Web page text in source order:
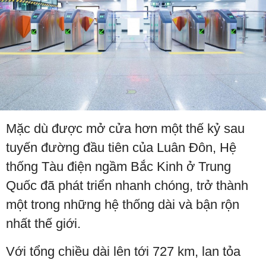
Mặc dù được mở cửa hơn một thế kỷ sau
tuyến đường đầu tiên của Luân Đôn, Hệ
thống Tàu điện ngầm Bắc Kinh ở Trung
Quốc đã phát triển nhanh chóng, trở thành
một trong những hệ thống dài và bận rộn
nhất thế giới.
Với tổng chiều dài lên tới 727 km, lan tỏa